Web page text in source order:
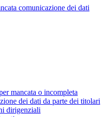
comunicazione dei dati
mancata o incompleta
dei dati da parte dei titolari
dirigenziali